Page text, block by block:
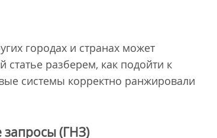
городах и странах может
статье разберем, как подойти к
системы корректно ранжировали
запросы (ГНЗ)